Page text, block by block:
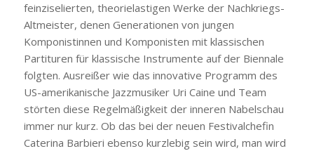
feinziselierten, theorielastigen Werke der Nachkriegs-
Altmeister, denen Generationen von jungen
Komponistinnen und Komponisten mit klassischen
Partituren für klassische Instrumente auf der Biennale
folgten. Ausreißer wie das innovative Programm des
US-amerikanische Jazzmusiker Uri Caine und Team
störten diese Regelmäßigkeit der inneren Nabelschau
immer nur kurz. Ob das bei der neuen Festivalchefin
Caterina Barbieri ebenso kurzlebig sein wird, man wird